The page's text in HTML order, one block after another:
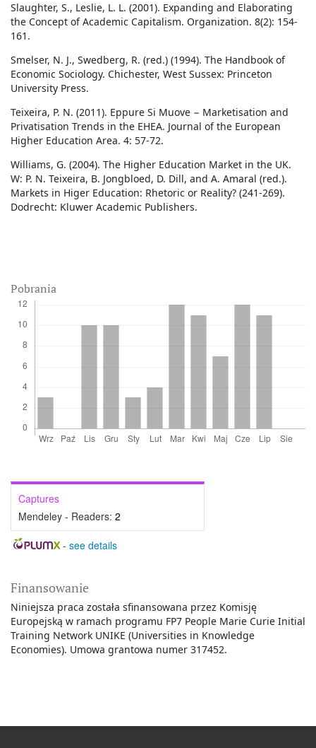
Pobrania
Captures
Mendeley - Readers: 2
- see details
Finansowanie
Niniejsza praca została sfinansowana przez Komisję
Europejską w ramach programu FP7 People Marie Curie Initial
Training Network UNIKE (Universities in Knowledge
Economies). Umowa grantowa numer 317452.
Slaughter, S., Leslie, L. L. (2001). Expanding and Elaborating
the Concept of Academic Capitalism. Organization. 8(2): 154-
161.
Smelser, N. J., Swedberg, R. (red.) (1994). The Handbook of
Economic Sociology. Chichester, West Sussex: Princeton
University Press.
Teixeira, P. N. (2011). Eppure Si Muove − Marketisation and
Privatisation Trends in the EHEA. Journal of the European
Higher Education Area. 4: 57-72.
Williams, G. (2004). The Higher Education Market in the UK.
W: P. N. Teixeira, B. Jongbloed, D. Dill, and A. Amaral (red.).
Markets in Higer Education: Rhetoric or Reality? (241-269).
Dodrecht: Kluwer Academic Publishers.